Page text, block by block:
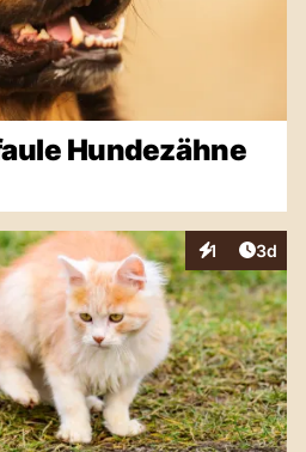
Hundezähne
1
Interaktionen
3d